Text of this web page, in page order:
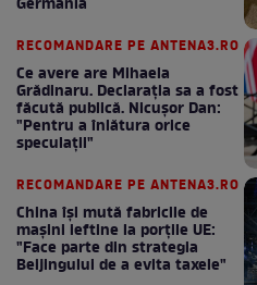
RECOMANDARE PE ANTENA3.RO
Ce avere are Mihaela
Grădinaru. Declarația sa a fost
făcută publică. Nicușor Dan:
"Pentru a înlătura orice
speculații"
RECOMANDARE PE ANTENA3.RO
China își mută fabricile de
mașini ieftine la porțile UE:
"Face parte din strategia
Beijingului de a evita taxele"